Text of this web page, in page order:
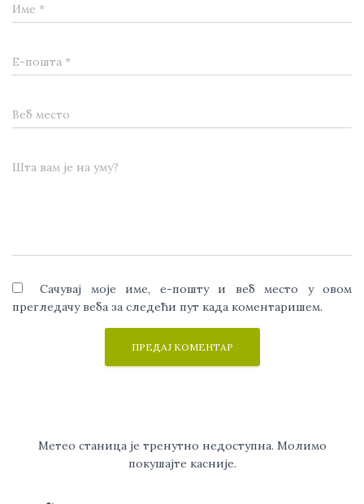
Име *
Е-пошта *
Веб место
Шта вам је на уму?
Сачувај моје име, е-пошту и веб место у овом
прегледачу веба за следећи пут када коментаришем.
Метео станица је тренутно недоступна. Молимо
покушајте касније.